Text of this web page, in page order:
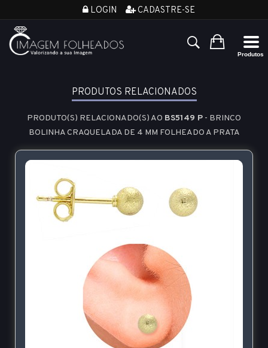
LOGIN CADASTRE-SE
PRODUTOS RELACIONADOS
PRODUTO(S) RELACIONADO(S) AO BS5149 P - BRINCO
BOLINHA CRAQUELADA DE 4 MM FOLHEADO A PRATA